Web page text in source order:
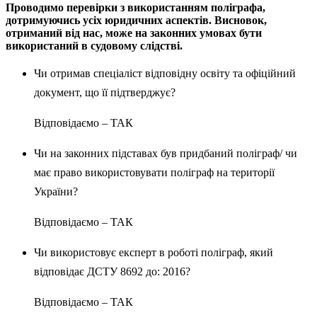
Проводимо перевірки з використанням поліграфа,
дотримуючись усіх юридичних аспектів. Висновок,
отриманий від нас, може на законних умовах бути
використаний в судовому слідстві.
Чи отримав спеціаліст відповідну освіту та офіційний
документ, що її підтверджує?
Відповідаємо – ТАК
Чи на законних підставах був придбаний поліграф/ чи
має право використовувати поліграф на території
України?
Відповідаємо – ТАК
Чи використовує експерт в роботі поліграф, який
відповідає ДСТУ 8692 до: 2016?
Відповідаємо – ТАК